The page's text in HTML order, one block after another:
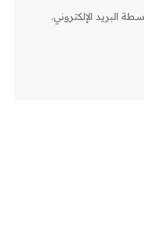
البريد الإلكتروني.